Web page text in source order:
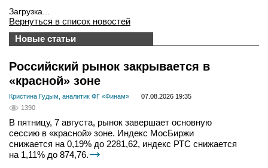
Загрузка...
Вернуться в список новостей
Новые статьи
Российский рынок закрывается в
«красной» зоне
Кристина Гудым, аналитик ФГ «Финам»
07.08.2026 19:35
1390
В пятницу, 7 августа, рынок завершает основную
сессию в «красной» зоне. Индекс МосБиржи
снижается на 0,19% до 2281,62, индекс РТС снижается
на 1,11% до 874,76.